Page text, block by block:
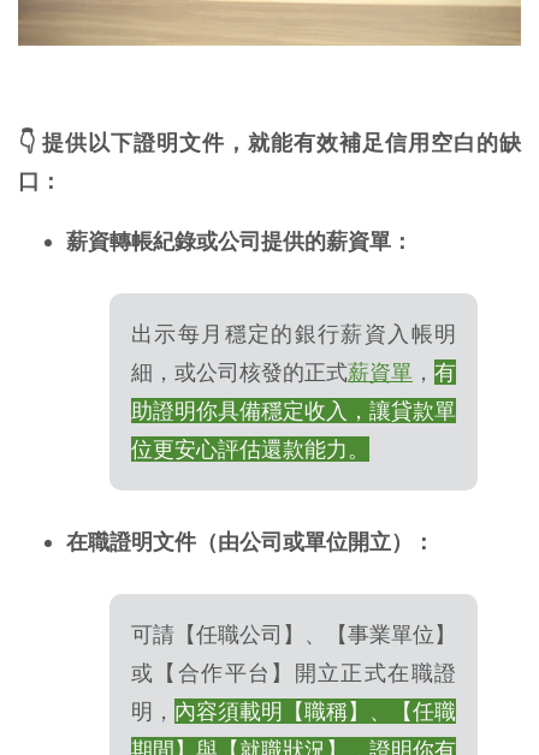
👇 提供以下證明文件，就能有效補足信用空白的缺
口：
薪資轉帳紀錄或公司提供的薪資單：
出示每月穩定的銀行薪資入帳明
細，或公司核發的正式薪資單 ， 有
助證明你具備穩定收入，讓貸款單
位更安心評估還款能力。
在職證明文件（由公司或單位開立）：
可請【任職公司】、【事業單位】
或【合作平台】開立正式在職證
明， 內容須載明【職稱】、【任職
期間】與【就職狀況】，證明你有